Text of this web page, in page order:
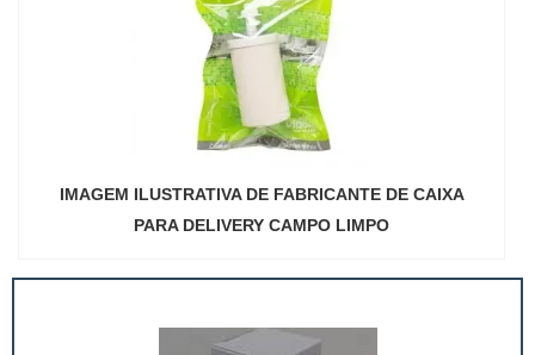
IMAGEM ILUSTRATIVA DE FABRICANTE DE CAIXA
PARA DELIVERY CAMPO LIMPO